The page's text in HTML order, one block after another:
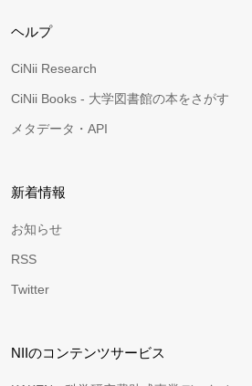
ヘルプ
CiNii Research
CiNii Books - 大学図書館の本をさがす
メタデータ・API
新着情報
お知らせ
RSS
Twitter
NIIのコンテンツサービス